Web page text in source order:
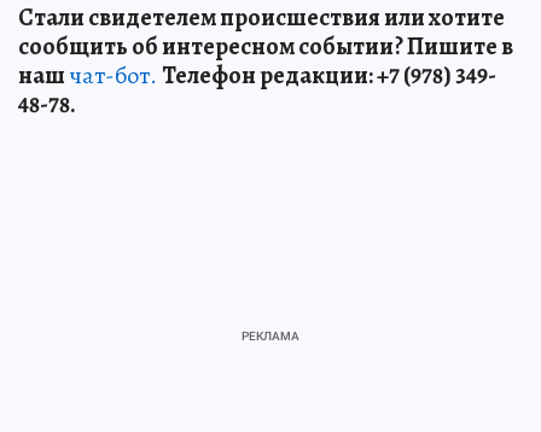
Стали свидетелем происшествия или хотите
сообщить об интересном событии? Пишите в
нашчат-бот. Телефон редакции: +7 (978) 349-
48-78.